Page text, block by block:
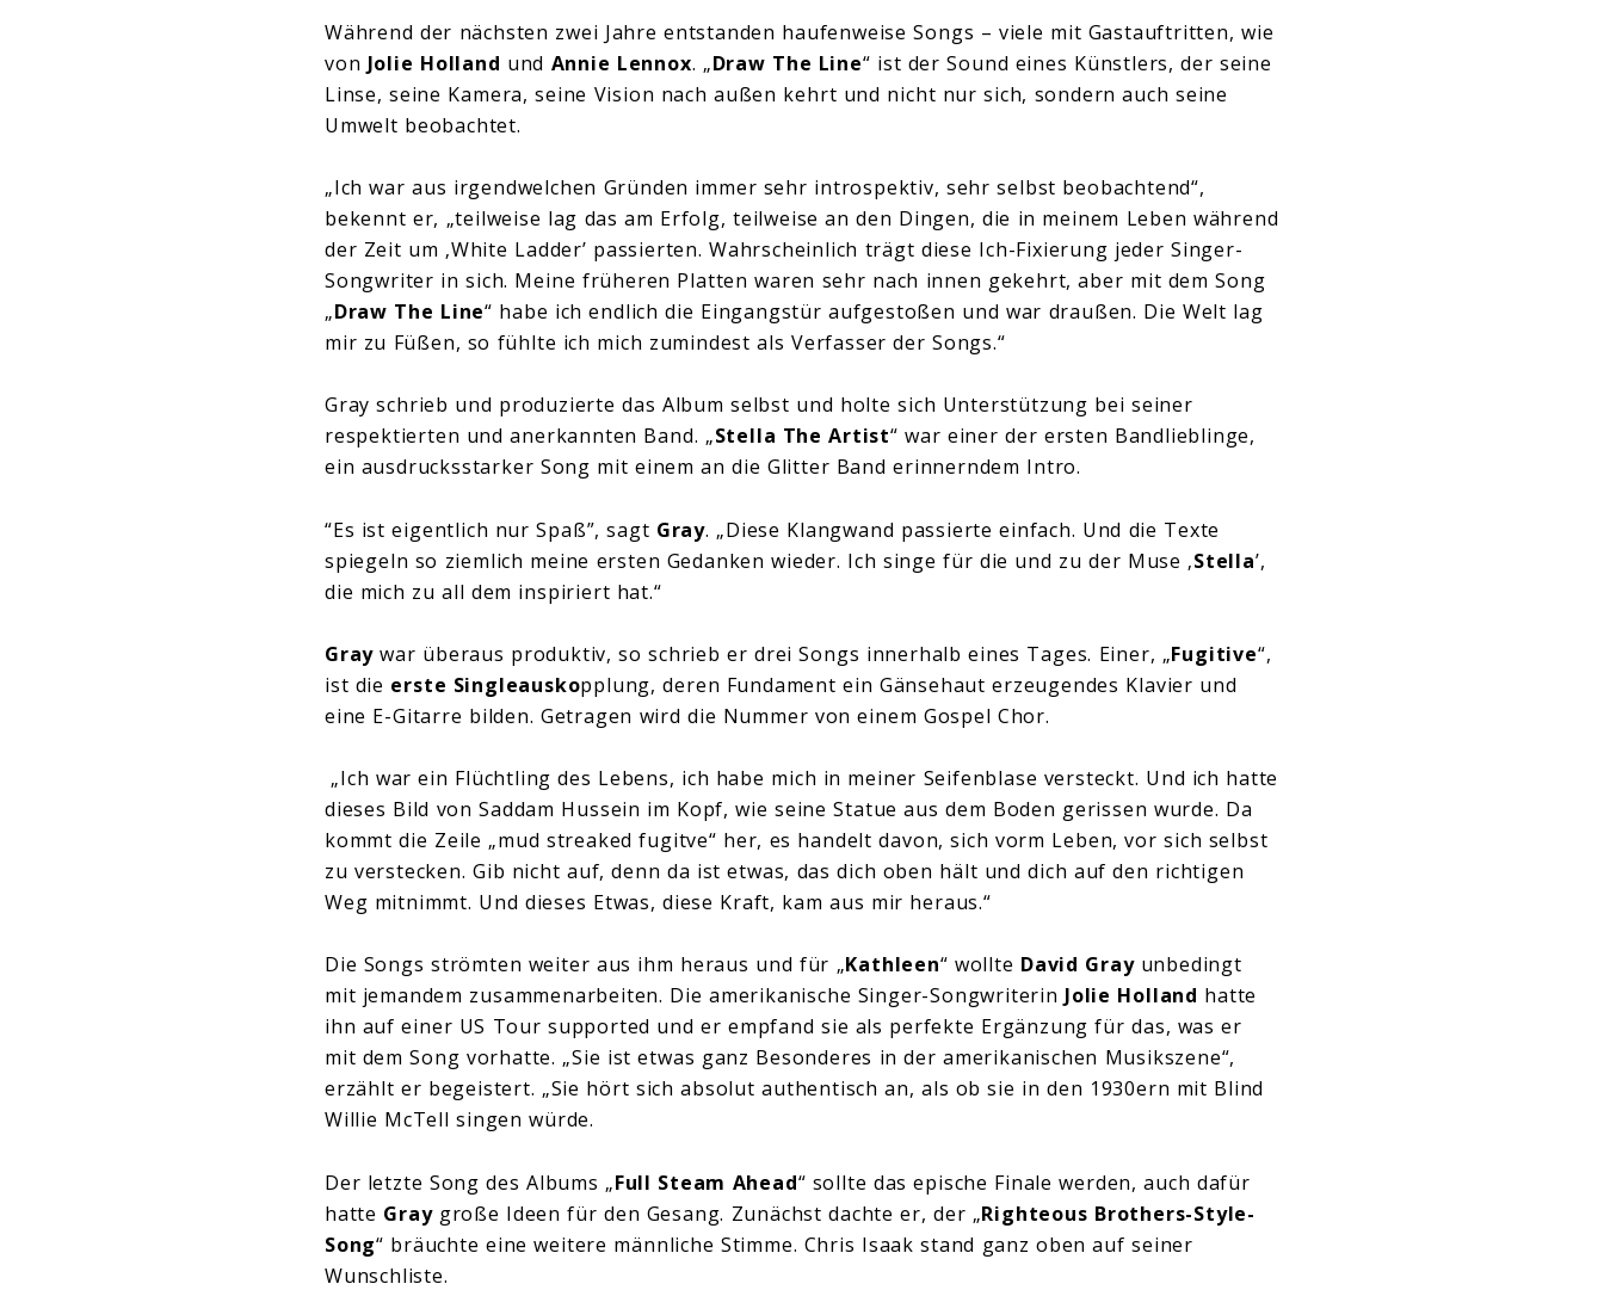
Während der nächsten zwei Jahre entstanden haufenweise Songs – viele mit Gastauftritten, wie
von Jolie Holland und Annie Lennox. „Draw The Line“ ist der Sound eines Künstlers, der seine
Linse, seine Kamera, seine Vision nach außen kehrt und nicht nur sich, sondern auch seine
Umwelt beobachtet.
„Ich war aus irgendwelchen Gründen immer sehr introspektiv, sehr selbst beobachtend“,
bekennt er, „teilweise lag das am Erfolg, teilweise an den Dingen, die in meinem Leben während
der Zeit um ‚White Ladder’ passierten. Wahrscheinlich trägt diese Ich-Fixierung jeder Singer-
Songwriter in sich. Meine früheren Platten waren sehr nach innen gekehrt, aber mit dem Song
„Draw The Line“ habe ich endlich die Eingangstür aufgestoßen und war draußen. Die Welt lag
mir zu Füßen, so fühlte ich mich zumindest als Verfasser der Songs.“
Gray schrieb und produzierte das Album selbst und holte sich Unterstützung bei seiner
respektierten und anerkannten Band. „Stella The Artist“ war einer der ersten Bandlieblinge,
ein ausdrucksstarker Song mit einem an die Glitter Band erinnerndem Intro.
“Es ist eigentlich nur Spaß”, sagt Gray. „Diese Klangwand passierte einfach. Und die Texte
spiegeln so ziemlich meine ersten Gedanken wieder. Ich singe für die und zu der Muse ‚Stella’,
die mich zu all dem inspiriert hat.“
Graywar überaus produktiv, so schrieb er drei Songs innerhalb eines Tages. Einer, „Fugitive“,
ist die erste Singleauskopplung, deren Fundament ein Gänsehaut erzeugendes Klavier und
eine E-Gitarre bilden. Getragen wird die Nummer von einem Gospel Chor.
„Ich war ein Flüchtling des Lebens, ich habe mich in meiner Seifenblase versteckt. Und ich hatte
dieses Bild von Saddam Hussein im Kopf, wie seine Statue aus dem Boden gerissen wurde. Da
kommt die Zeile „mud streaked fugitve“ her, es handelt davon, sich vorm Leben, vor sich selbst
zu verstecken. Gib nicht auf, denn da ist etwas, das dich oben hält und dich auf den richtigen
Weg mitnimmt. Und dieses Etwas, diese Kraft, kam aus mir heraus.“
Die Songs strömten weiter aus ihm heraus und für „Kathleen“ wollte David Grayunbedingt
mit jemandem zusammenarbeiten. Die amerikanische Singer-Songwriterin Jolie Holland hatte
ihn auf einer US Tour supported und er empfand sie als perfekte Ergänzung für das, was er
mit dem Song vorhatte. „Sie ist etwas ganz Besonderes in der amerikanischen Musikszene“,
erzählt er begeistert. „Sie hört sich absolut authentisch an, als ob sie in den 1930ern mit Blind
Willie McTell singen würde.
Der letzte Song des Albums „Full Steam Ahead“ sollte das epische Finale werden, auch dafür
hatte Graygroße Ideen für den Gesang. Zunächst dachte er, der „Righteous Brothers-Style-
Song“ bräuchte eine weitere männliche Stimme. Chris Isaak stand ganz oben auf seiner
Wunschliste.